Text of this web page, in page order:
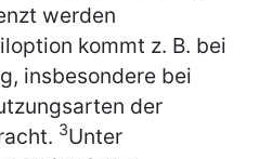
werden
kommt z. B. bei
insbesondere bei
der
3Unter